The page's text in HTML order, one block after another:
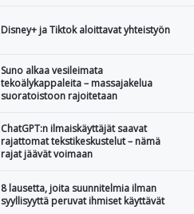
Disney+ ja Tiktok aloittavat yhteistyön
Suno alkaa vesileimata
tekoälykappaleita – massajakelua
suoratoistoon rajoitetaan
ChatGPT:n ilmaiskäyttäjät saavat
rajattomat tekstikeskustelut – nämä
rajat jäävät voimaan
8 lausetta, joita suunnitelmia ilman
syyllisyyttä peruvat ihmiset käyttävät